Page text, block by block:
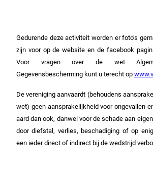
Gedurende deze activiteit worden er foto’s
zijn voor op de website en de facebook
Voor vragen over de wet
Gegevensbescherming kunt u terecht op
De vereniging aanvaardt (behoudens
wet) geen aansprakelijkheid voor ongevallen
aard dan ook, danwel voor de schade aan
door diefstal, verlies, beschadiging of op
een ieder direct of indirect bij de wedstrijd